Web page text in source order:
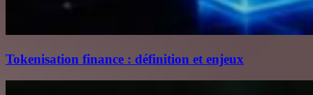
Tokenisation finance : définition et enjeux